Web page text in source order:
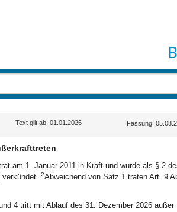
Text gilt ab: 01.01.2026 Fassung:
am 1. Januar 2011 in Kraft und wurde als § 2
2Abweichend von Satz 1 traten Art. 9
4 tritt mit Ablauf des 31. Dezember 2026 außer